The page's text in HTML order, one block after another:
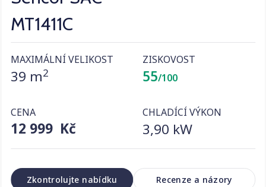
MT1411C
MAXIMÁLNÍ VELIKOST
39 m2
ZISKOVOST
55/100
CENA
12 999 Kč
CHLADÍCÍ VÝKON
3,90 kW
Zkontrolujte nabídku Recenze a názory